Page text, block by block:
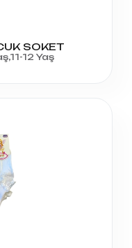
SOKET
12 Yaş